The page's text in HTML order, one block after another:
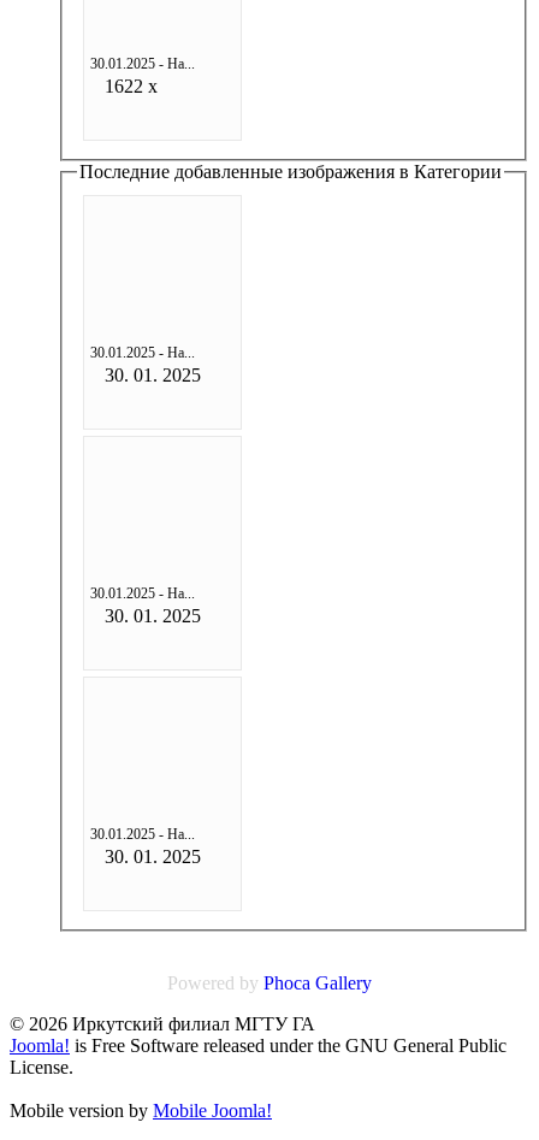
30.01.2025 - На...
1622 x
Последние добавленные изображения в Категории
30.01.2025 - На...
30. 01. 2025
30.01.2025 - На...
30. 01. 2025
30.01.2025 - На...
30. 01. 2025
Powered by Phoca Gallery
© 2026 Иркутский филиал МГТУ ГА
Joomla! is Free Software released under the GNU General Public
License.
Mobile version by Mobile Joomla!